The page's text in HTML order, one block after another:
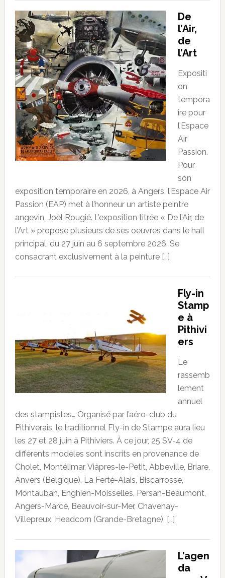
De
l’Air,
de
l’Art
Expositi
on
tempora
ire pour
l’Espace
Air
Passion.
Pour
son
exposition temporaire en 2026, à Angers, l’Espace Air
Passion (EAP) met à l’honneur un artiste peintre
angevin, Joël Rougié. L’exposition titrée « De l’Air, de
l’Art » propose plusieurs de ses oeuvres dans le hall
principal, du 27 juin au 6 septembre 2026. Se
consacrant exclusivement à la peinture […]
Fly-in
Stamp
e à
Pithivi
ers
Le
rassemb
lement
annuel
des stampistes… Organisé par l’aéro-club du
Pithiverais, le traditionnel Fly-in de Stampe aura lieu
les 27 et 28 juin à Pithiviers. À ce jour, 25 SV-4 de
différents modèles sont inscrits en provenance de
Cholet, Montélimar, Viâpres-le-Petit, Abbeville, Briare,
Anvers (Belgique), La Ferté-Alais, Biscarrosse,
Montauban, Enghien-Moisselles, Persan-Beaumont,
Angers-Marcé, Beauvoir-sur-Mer, Chavenay-
Villepreux, Headcorn (Grande-Bretagne), […]
L’agen
da